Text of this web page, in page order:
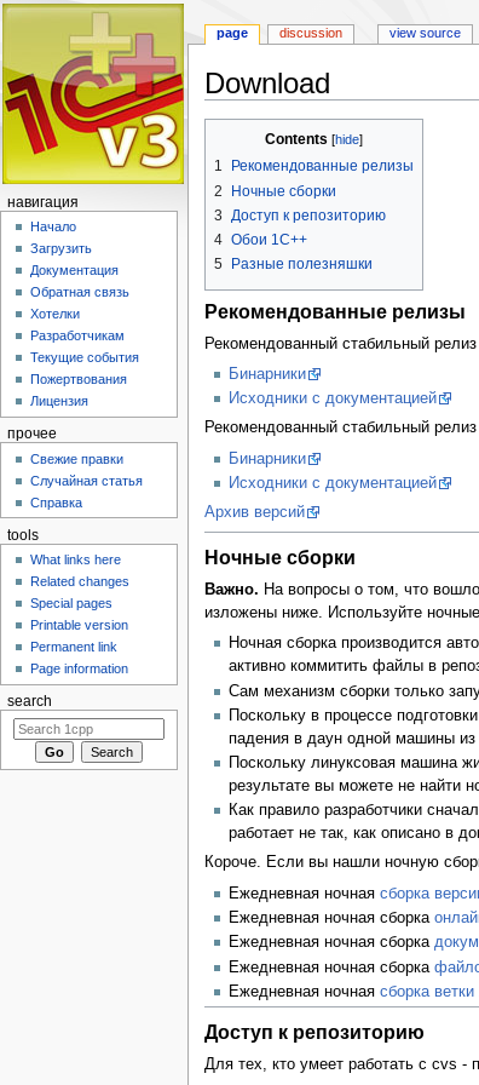
Download
navigation
search
Contents
1
Рекомендованные релизы
2
Ночные сборки
3
Доступ к репозиторию
4 Обои 1С++
5
Разные полезняшки
Рекомендованные релизы
Рекомендованный стабильный
Бинарники
Исходники с документацией
Рекомендованный стабильный
Бинарники
Исходники с документацией
Архив версий
Ночные сборки
Важно. На вопросы о том, что
изложены ниже. Используйте
Ночная сборка производится
активно коммитить файлы в
Сам механизм сборки только
Поскольку в процессе
падения в даун одной машины из
Поскольку линуксовая машина
результате вы можете не найти
Как правило разработчики
работает не так, как описано в
Короче. Если вы нашли ночную
Ежедневная ночная сборка
Ежедневная ночная сборка
Ежедневная ночная сборка
Ежедневная ночная сборка
Ежедневная ночная сборка
Доступ к репозиторию
Для тех, кто умеет работать с cvs -
page discussion view source
навигация
Начало
Загрузить
Документация
Обратная связь
Хотелки
Разработчикам
Текущие события
Пожертвования
Лицензия
прочее
Свежие правки
Случайная статья
Справка
tools
What links here
Related changes
Special pages
Printable version
Permanent link
Page information
search